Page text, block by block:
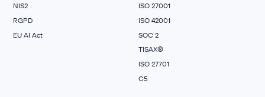
NIS2
RGPD
EU AI Act
ISO 27001
ISO 42001
SOC 2
TISAX®
ISO 27701
C5